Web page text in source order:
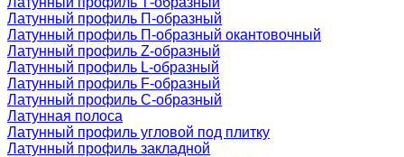
Латунный профиль П-образный
Латунный профиль П-образный окантовочный
Латунный профиль Z-образный
Латунный профиль L-образный
Латунный профиль F-образный
Латунный профиль C-образный
Латунная полоса
Латунный профиль угловой под плитку
Латунный профиль закладной